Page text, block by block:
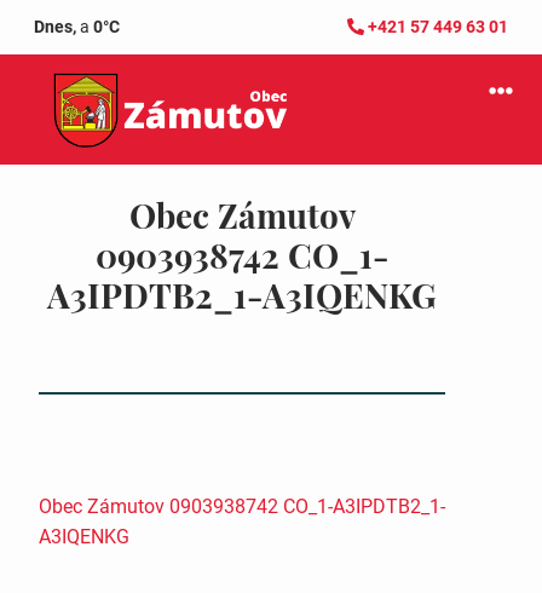
Dnes,a 0°C +421 57 449 63 01
Obec Zámutov
0903938742 CO_1-
A3IPDTB2_1-A3IQENKG
Obec Zámutov 0903938742 CO_1-A3IPDTB2_1-
A3IQENKG